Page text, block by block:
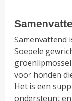
Samenvattend
Soepele
voor honden
Het is een
ondersteunt